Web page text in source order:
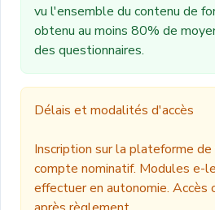
vu l'ensemble du contenu de
obtenu au moins 80% de
des questionnaires.
Délais et modalités d'accès
Inscription sur la plateforme
compte nominatif. Modules e-
effectuer en autonomie. Accès